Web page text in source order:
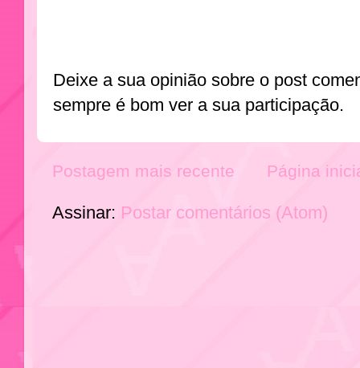
Deixe a sua opinião sobre o post
sempre é bom ver a sua participação.
Postagem mais recente Página
Assinar: Postar comentários (Atom)